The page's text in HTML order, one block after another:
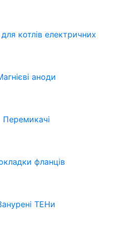
котлів електричних
аноди
Перемикачі
фланців
ТЕНи